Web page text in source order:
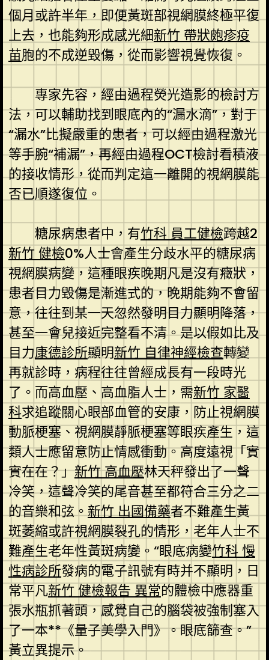
個月或許半年，即便黃斑部視網膜終極平復
上去，也能夠形成感光細新竹 帶狀皰疹疫
苗胞的不成逆毀傷，從而影響視覺恢復。
專家先容，經由過程熒光造影的檢討方
法，可以輔助找到眼底內的“漏水滴”，對于
“漏水”比擬嚴重的患者，可以經由過程激光
等手腕“補漏”，再經由過程OCT檢討看積液
的接收情形，從而判定這一離開的視網膜能
否已順遂復位。
糖尿病患者中，有竹科 員工健檢跨越2
新竹 健檢0%人士會產生分歧水平的糖尿病
視網膜病變，這種眼疾晚期凡是沒有癥狀，
患者目力毀傷是漸進式的，晚期能夠不會留
意，往往到某一天忽然發明目力顯明降落，
甚至一會兒接近完整看不清。是以假如比及
目力康德診所顯明新竹 自律神經檢查轉變
再就診時，病程往往曾經成長有一段時光
了。而高血壓、高血脂人士，需新竹 家醫
科求追蹤關心眼部血管的安康，防止視網膜
動脈梗塞、視網膜靜脈梗塞等眼疾產生，這
類人士應留意防止情感衝動。高度遠視「實
實在在？」新竹 高血壓林天秤發出了一聲
冷笑，這聲冷笑的尾音甚至都符合三分之二
的音樂和弦。新竹 出國備藥者不難產生黃
斑萎縮或許視網膜裂孔的情形，老年人士不
難產生老年性黃斑病變。“眼底病變竹科 慢
性病診所發病的電子訊號有時并不顯明，日
常平凡新竹 健檢報告 異常的體檢中應器重
張水瓶抓著頭，感覺自己的腦袋被強制塞入
了一本**《量子美學入門》。眼底篩查。”
黃立異提示。